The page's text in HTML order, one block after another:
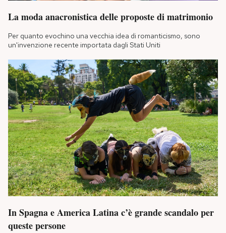
La moda anacronistica delle proposte di matrimonio
Per quanto evochino una vecchia idea di romanticismo, sono
un'invenzione recente importata dagli Stati Uniti
In Spagna e America Latina c’è grande scandalo per
queste persone